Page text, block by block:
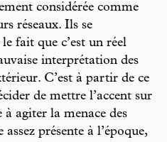
considérée comme
réseaux. Ils se
fait que c’est un réel
interprétation des
C’est à partir de ce
de mettre l’accent sur
agiter la menace des
présente à l’époque,